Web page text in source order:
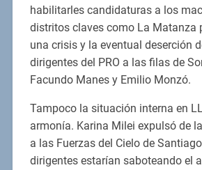
habilitarles candidaturas a los
distritos claves como La Matanza
una crisis y la eventual deserción
dirigentes del PRO a las filas de
Facundo Manes y Emilio Monzó.
Tampoco la situación interna en
armonía. Karina Milei expulsó de
a las Fuerzas del Cielo de
dirigentes estarían saboteando el